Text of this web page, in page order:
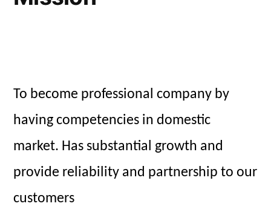
To become professional company by
having competencies in domestic
market. Has substantial growth and
provide reliability and partnership to our
customers